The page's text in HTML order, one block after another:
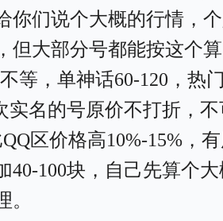
你们说个大概的行情，
但大部分号都能按这个
等，单神话60-120，热
实名的号原价不打折，
区价格高10%-15%，有
40-100块，自己先算个大